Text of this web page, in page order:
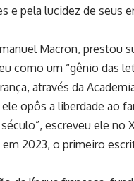
e pela lucidez de seus
Macron, prestou
como um “gênio das
através da
opôs a liberdade ao
escreveu ele no
2023, o primeiro